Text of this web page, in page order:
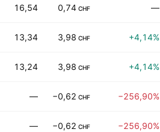
16,54 0,74 CHF —
13,34 3,98 CHF +4,14%
13,24 3,98 CHF +4,14%
— −0,62 CHF −256,90%
— −0,62 CHF −256,90%